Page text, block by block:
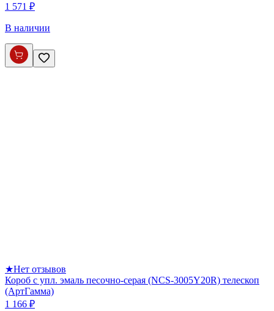
1 571 ₽
В наличии
★Нет отзывов
Короб с упл. эмаль песочно-серая (NCS-3005Y20R) телескоп
(АртГамма)
1 166 ₽